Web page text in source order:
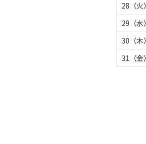
28（火）
29（水）
30（木）
31（金）